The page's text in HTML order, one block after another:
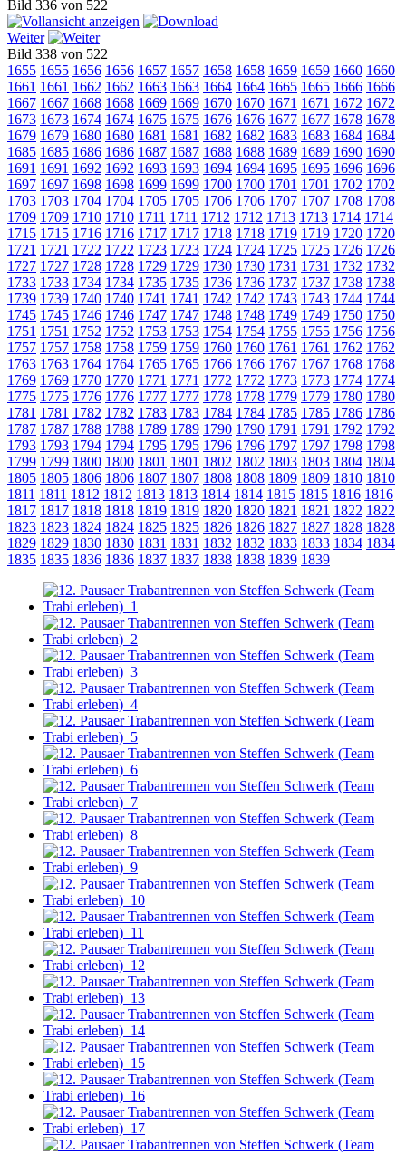
Bild 336 von 522
Weiter
Bild 338 von 522
1655 1655 1656 1656 1657 1657 1658 1658 1659 1659 1660 1660
1661 1661 1662 1662 1663 1663 1664 1664 1665 1665 1666 1666
1667 1667 1668 1668 1669 1669 1670 1670 1671 1671 1672 1672
1673 1673 1674 1674 1675 1675 1676 1676 1677 1677 1678 1678
1679 1679 1680 1680 1681 1681 1682 1682 1683 1683 1684 1684
1685 1685 1686 1686 1687 1687 1688 1688 1689 1689 1690 1690
1691 1691 1692 1692 1693 1693 1694 1694 1695 1695 1696 1696
1697 1697 1698 1698 1699 1699 1700 1700 1701 1701 1702 1702
1703 1703 1704 1704 1705 1705 1706 1706 1707 1707 1708 1708
1709 1709 1710 1710 1711 1711 1712 1712 1713 1713 1714 1714
1715 1715 1716 1716 1717 1717 1718 1718 1719 1719 1720 1720
1721 1721 1722 1722 1723 1723 1724 1724 1725 1725 1726 1726
1727 1727 1728 1728 1729 1729 1730 1730 1731 1731 1732 1732
1733 1733 1734 1734 1735 1735 1736 1736 1737 1737 1738 1738
1739 1739 1740 1740 1741 1741 1742 1742 1743 1743 1744 1744
1745 1745 1746 1746 1747 1747 1748 1748 1749 1749 1750 1750
1751 1751 1752 1752 1753 1753 1754 1754 1755 1755 1756 1756
1757 1757 1758 1758 1759 1759 1760 1760 1761 1761 1762 1762
1763 1763 1764 1764 1765 1765 1766 1766 1767 1767 1768 1768
1769 1769 1770 1770 1771 1771 1772 1772 1773 1773 1774 1774
1775 1775 1776 1776 1777 1777 1778 1778 1779 1779 1780 1780
1781 1781 1782 1782 1783 1783 1784 1784 1785 1785 1786 1786
1787 1787 1788 1788 1789 1789 1790 1790 1791 1791 1792 1792
1793 1793 1794 1794 1795 1795 1796 1796 1797 1797 1798 1798
1799 1799 1800 1800 1801 1801 1802 1802 1803 1803 1804 1804
1805 1805 1806 1806 1807 1807 1808 1808 1809 1809 1810 1810
1811 1811 1812 1812 1813 1813 1814 1814 1815 1815 1816 1816
1817 1817 1818 1818 1819 1819 1820 1820 1821 1821 1822 1822
1823 1823 1824 1824 1825 1825 1826 1826 1827 1827 1828 1828
1829 1829 1830 1830 1831 1831 1832 1832 1833 1833 1834 1834
1835 1835 1836 1836 1837 1837 1838 1838 1839 1839